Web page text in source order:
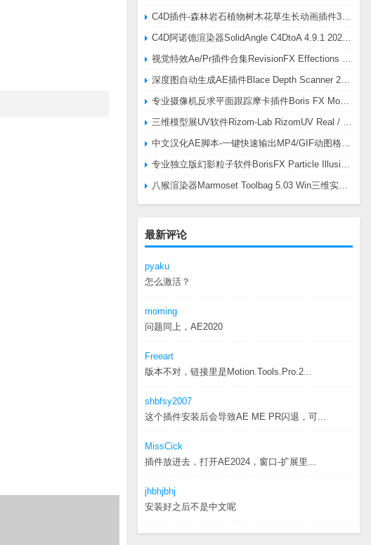
最新评论
pyaku
怎么激活？
moming
问题同上，AE2020
Freeart
版本不对，链接里是Motion.Tools.Pro.2...
shbfsy2007
这个插件安装后会导致AE ME PR闪退，可...
MissCick
插件放进去，打开AE2024，窗口-扩展里...
jhbhjbhj
安装好之后不是中文呢